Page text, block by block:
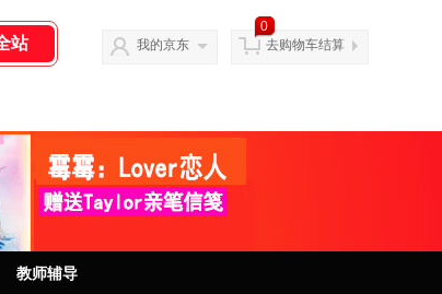
我的京东
0
去购物车结算
教师辅导